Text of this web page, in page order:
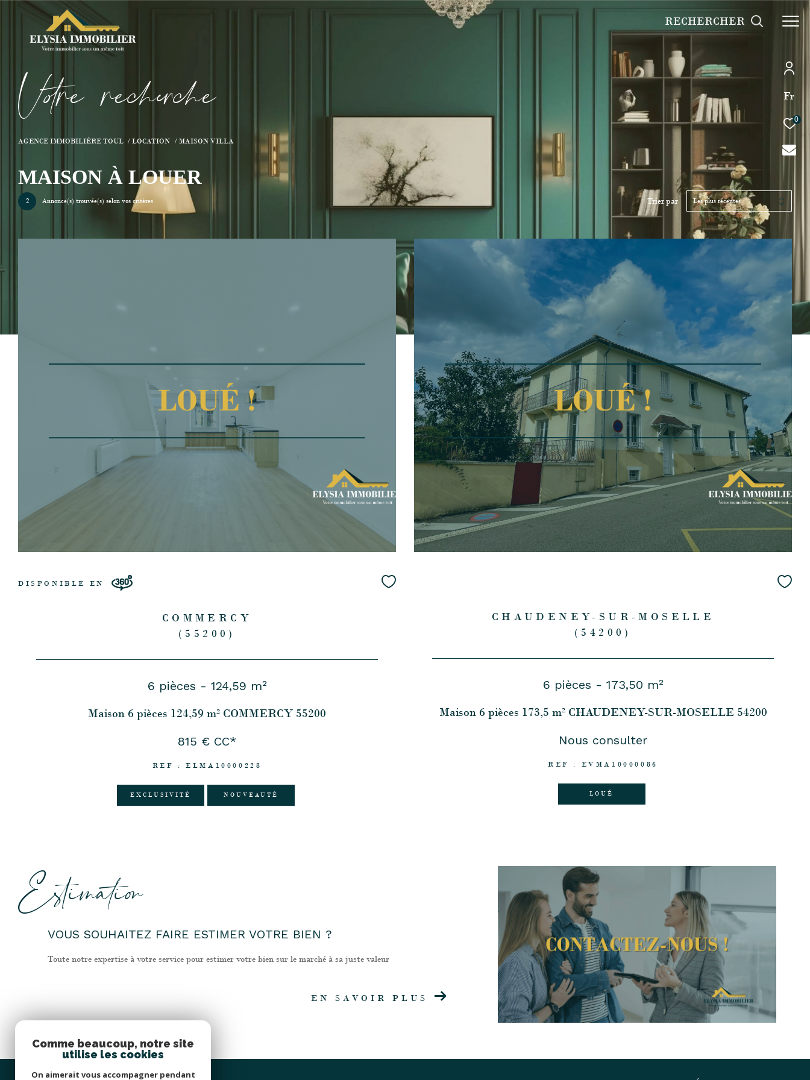
Fr
0
RECHERCHER
Vore recece
AGENCE IMMOBILIÈRE TOUL LOCATION MAISON VILLA
MAISON À LOUER
2 Annonce(s) trouvée(s) selon vos critères Trier par Les plus récentes
DISPONIBLE EN
COMMERCY
(55200)
6 pièces - 124,59 m²
Maison 6 pièces 124,59 m² COMMERCY 55200
815 € CC*
REF : ELMA10000228
EXCLUSIVITÉ NOUVEAUTÉ
CHAUDENEY-SUR-MOSELLE
(54200)
6 pièces - 173,50 m²
Maison 6 pièces 173,5 m² CHAUDENEY-SUR-MOSELLE 54200
Nous consulter
REF : EVMA10000086
LOUÉ
Estimation
VOUS SOUHAITEZ FAIRE ESTIMER VOTRE BIEN ?
Toute notre expertise à votre service pour estimer votre bien sur le marché à sa juste valeur
EN SAVOIR PLUS
Comme beaucoup, notre site
utilise les cookies
On aimerait vous accompagner pendant